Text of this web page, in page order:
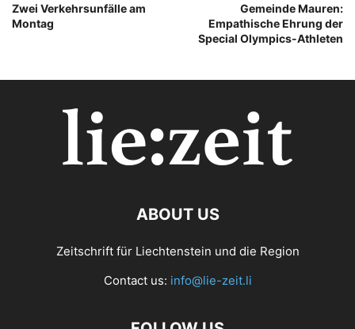
Zwei Verkehrsunfälle am
Montag
Gemeinde Mauren:
Empathische Ehrung der
Special Olympics-Athleten
ABOUT US
Zeitschrift für Liechtenstein und die Region
Contact us: info@lie-zeit.li